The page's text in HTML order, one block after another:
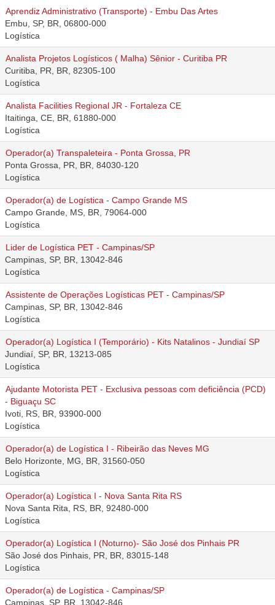
Aprendiz Administrativo (Transporte) - Embu Das Artes
Embu, SP, BR, 06800-000
Logística
Analista Projetos Logísticos ( Malha) Sênior - Curitiba PR
Curitiba, PR, BR, 82305-100
Logística
Analista Facilities Regional JR - Fortaleza CE
Itaitinga, CE, BR, 61880-000
Logística
Operador(a) Transpaleteira - Ponta Grossa, PR
Ponta Grossa, PR, BR, 84030-120
Logística
Operador(a) de Logística - Campo Grande MS
Campo Grande, MS, BR, 79064-000
Logística
Lider de Logística PET - Campinas/SP
Campinas, SP, BR, 13042-846
Logística
Assistente de Operações Logísticas PET - Campinas/SP
Campinas, SP, BR, 13042-846
Logística
Operador(a) Logística I (Temporário) - Kits Natalinos - Jundiaí SP
Jundiaí, SP, BR, 13213-085
Logística
Ajudante Motorista PET - Exclusiva pessoas com deficiência (PCD)
- Biguaçu SC
Ivoti, RS, BR, 93900-000
Logística
Operador(a) de Logística I - Ribeirão das Neves MG
Belo Horizonte, MG, BR, 31560-050
Logística
Operador(a) Logística I - Nova Santa Rita RS
Nova Santa Rita, RS, BR, 92480-000
Logística
Operador(a) Logística I (Noturno)- São José dos Pinhais PR
São José dos Pinhais, PR, BR, 83015-148
Logística
Operador(a) de Logística - Campinas/SP
Campinas, SP, BR, 13042-846